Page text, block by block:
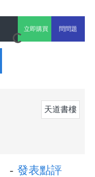
天道書樓
- 發表點評
立即購買 問問題